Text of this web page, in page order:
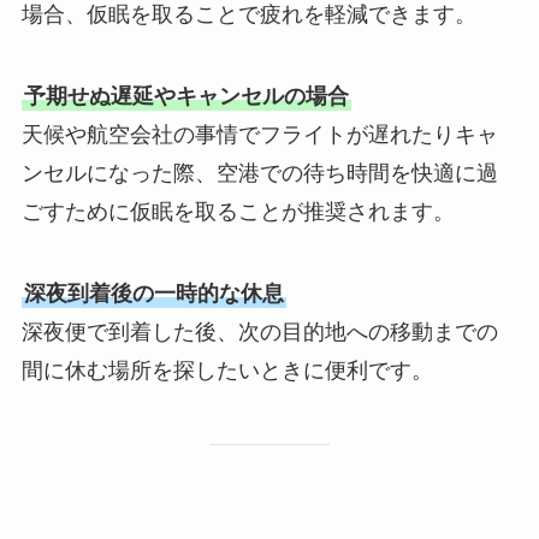
場合、仮眠を取ることで疲れを軽減できます。
予期せぬ遅延やキャンセルの場合
天候や航空会社の事情でフライトが遅れたりキャ
ンセルになった際、空港での待ち時間を快適に過
ごすために仮眠を取ることが推奨されます。
深夜到着後の一時的な休息
深夜便で到着した後、次の目的地への移動までの
間に休む場所を探したいときに便利です。